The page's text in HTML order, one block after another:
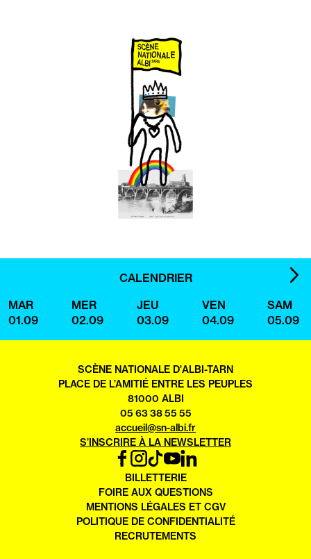
CALENDRIER
MAR
01.09
MER
02.09
JEU
03.09
VEN
04.09
SAM
05.09
SCÈNE NATIONALE D'ALBI-TARN
PLACE DE L’AMITIÉ ENTRE LES PEUPLES
81000 ALBI
05 63 38 55 55
accueil@sn-albi.fr
S’INSCRIRE À LA NEWSLETTER
FACEBOOK
INSTAGRAM
TIKTOKYOUTUBE
LINKEDIN
OUVRIR
DANS
UN
NOUVEL
ONGLET
BILLETTERIE
FOIRE AUX QUESTIONS
MENTIONS LÉGALES ET CGV
POLITIQUE DE CONFIDENTIALITÉ
RECRUTEMENTS